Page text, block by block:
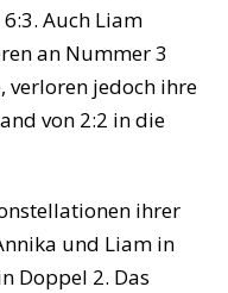
Auch Liam
an Nummer 3
verloren jedoch ihre
von 2:2 in die
ihrer
und Liam in
Doppel 2. Das